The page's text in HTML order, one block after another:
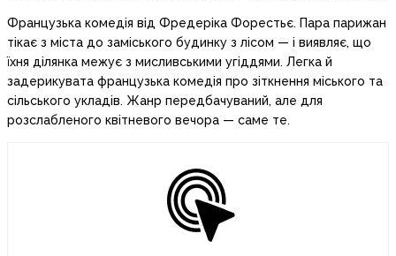
Французька комедія від Фредеріка Форестьє. Пара парижан
тікає з міста до заміського будинку з лісом — і виявляє, що
їхня ділянка межує з мисливськими угіддями. Легка й
задерикувата французька комедія про зіткнення міського та
сільського укладів. Жанр передбачуваний, але для
розслабленого квітневого вечора — саме те.